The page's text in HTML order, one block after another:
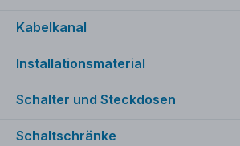
Kabelkanal
Installationsmaterial
Schalter und Steckdosen
Schaltschränke